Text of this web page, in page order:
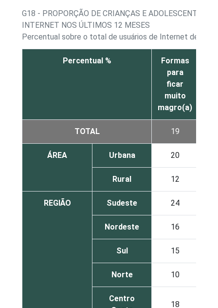
G18 - PROPORÇÃO DE CRIANÇAS E ADOLESCENTES,
INTERNET NOS ÚLTIMOS 12 MESES
Percentual sobre o total de usuários de Internet de 11 a
Percentual %
Formas
para
ficar
muito
magro(a)
TOTAL 19
ÁREA Urbana 20
Rural 12
REGIÃO Sudeste 24
Nordeste 16
Sul 15
Norte 10
Centro
18